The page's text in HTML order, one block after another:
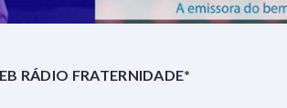
RÁDIO FRATERNIDADE*